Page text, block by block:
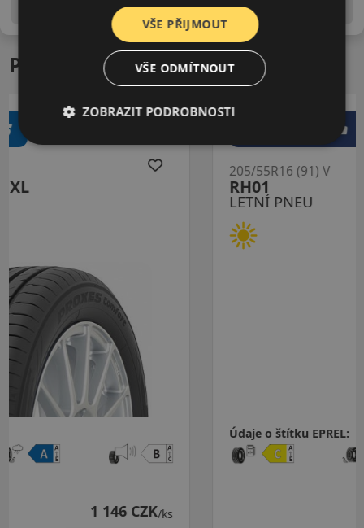
is EU štítky ve smyslu dosud platné (předchozí) legislativy.
Podobné produkty
205/55R16 (91) V
VŠE PŘIJMOUT
VŠE ODMÍTNOUT
ZOBRAZIT PODROBNOSTI